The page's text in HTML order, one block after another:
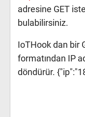
adresine GET
bulabilirsiniz.
IoTHook dan bir
formatından IP
döndürür.